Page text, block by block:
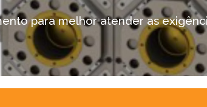
para melhor atender as